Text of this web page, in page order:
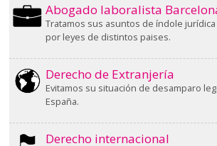
Abogado laboralista
Tratamos sus asuntos de índole
por leyes de distintos paises.
Derecho de Extranjería
Evitamos su situación de desamparo
España.
Derecho internacional